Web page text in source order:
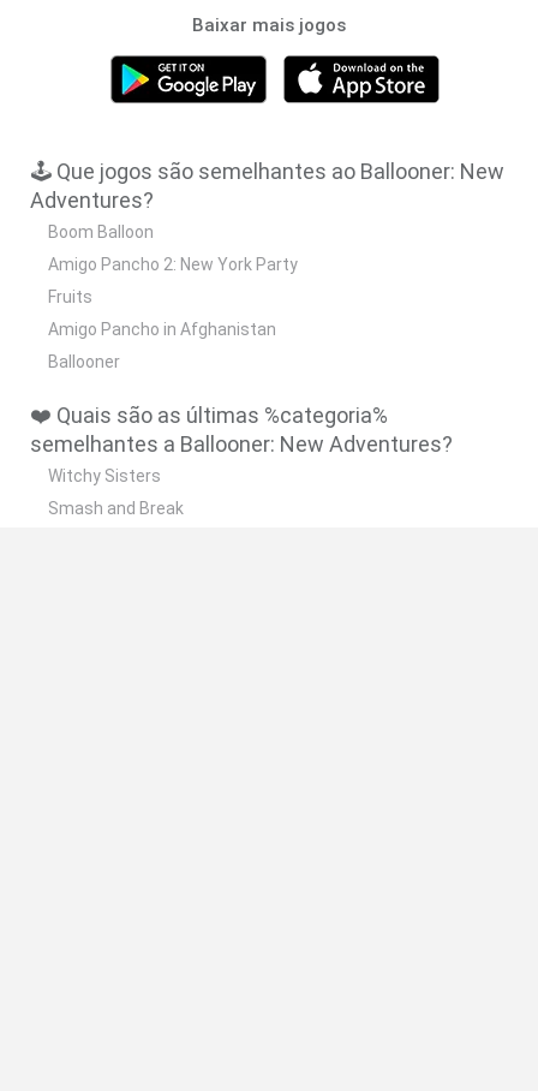
Baixar mais jogos
🕹️ Que jogos são semelhantes ao Ballooner: New
Adventures?
Boom Balloon
Amigo Pancho 2: New York Party
Fruits
Amigo Pancho in Afghanistan
Ballooner
❤️ Quais são as últimas %categoria%
semelhantes a Ballooner: New Adventures?
Witchy Sisters
Smash and Break